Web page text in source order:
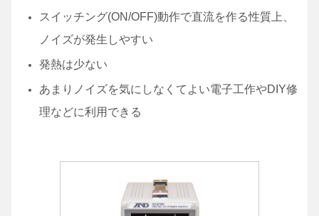
スイッチング(ON/OFF)動作で直流を作る性質上、
ノイズが発生しやすい
発熱は少ない
あまりノイズを気にしなくてよい電子工作やDIY修
理などに利用できる